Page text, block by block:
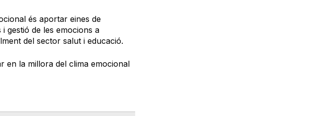
és aportar eines de
gestió de les emocions a
del sector salut i educació.
en la millora del clima emocional